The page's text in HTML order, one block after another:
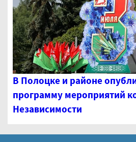
В Полоцке и районе
программу мероприятий
Независимости